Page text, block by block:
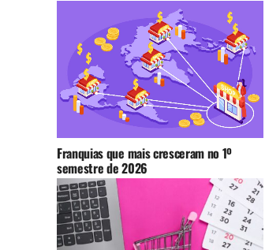
Franquias que mais cresceram no 1º
semestre de 2026